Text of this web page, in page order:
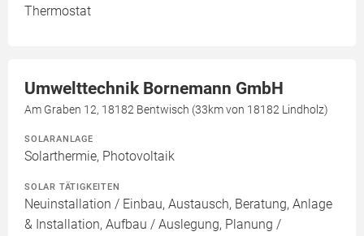
Thermostat
Umwelttechnik Bornemann GmbH
Am Graben 12, 18182 Bentwisch (33km von 18182 Lindholz)
SOLARANLAGE
Solarthermie, Photovoltaik
SOLAR TÄTIGKEITEN
Neuinstallation / Einbau, Austausch, Beratung, Anlage
& Installation, Aufbau / Auslegung, Planung /